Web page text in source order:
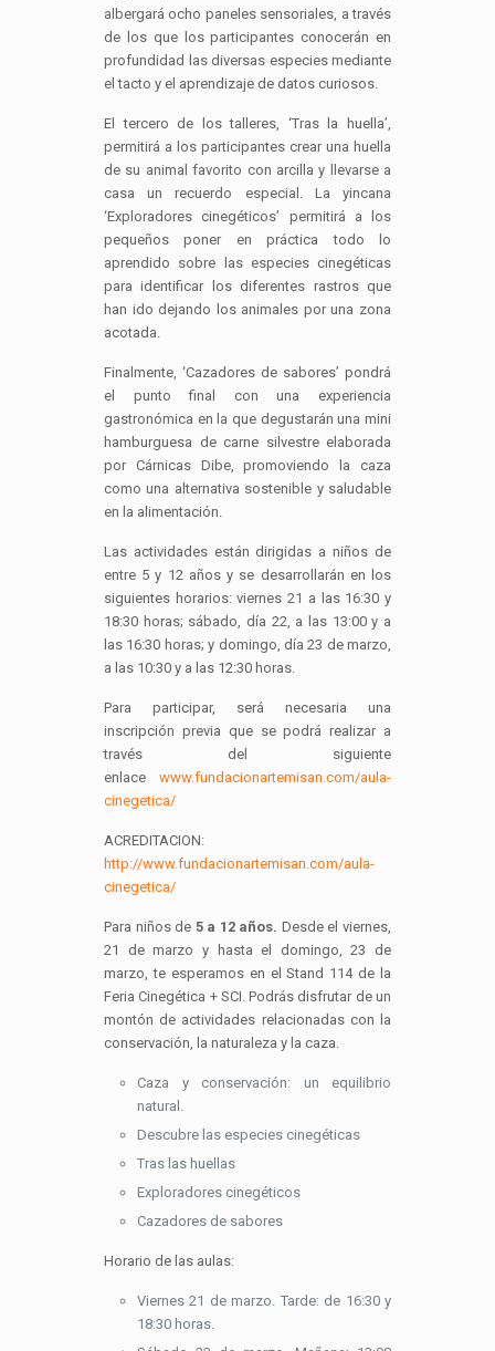
albergará ocho paneles sensoriales, a través
de los que los participantes conocerán en
profundidad las diversas especies mediante
el tacto y el aprendizaje de datos curiosos.
El tercero de los talleres, ‘Tras la huella’,
permitirá a los participantes crear una huella
de su animal favorito con arcilla y llevarse a
casa un recuerdo especial. La yincana
‘Exploradores cinegéticos’ permitirá a los
pequeños poner en práctica todo lo
aprendido sobre las especies cinegéticas
para identificar los diferentes rastros que
han ido dejando los animales por una zona
acotada.
Finalmente, ‘Cazadores de sabores’ pondrá
el punto final con una experiencia
gastronómica en la que degustarán una mini
hamburguesa de carne silvestre elaborada
por Cárnicas Dibe, promoviendo la caza
como una alternativa sostenible y saludable
en la alimentación.
Las actividades están dirigidas a niños de
entre 5 y 12 años y se desarrollarán en los
siguientes horarios: viernes 21 a las 16:30 y
18:30 horas; sábado, día 22, a las 13:00 y a
las 16:30 horas; y domingo, día 23 de marzo,
a las 10:30 y a las 12:30 horas.
Para participar, será necesaria una
inscripción previa que se podrá realizar a
través del siguiente
enlace www.fundacionartemisan.com/aula-
cinegetica/
ACREDITACION:
http://www.fundacionartemisan.com/aula-
cinegetica/
Para niños de 5 a 12 años. Desde el viernes,
21 de marzo y hasta el domingo, 23 de
marzo, te esperamos en el Stand 114 de la
Feria Cinegética + SCI. Podrás disfrutar de un
montón de actividades relacionadas con la
conservación, la naturaleza y la caza.
Caza y conservación: un equilibrio
natural.
Descubre las especies cinegéticas
Tras las huellas
Exploradores cinegéticos
Cazadores de sabores
Horario de las aulas:
Viernes 21 de marzo. Tarde: de 16:30 y
18:30 horas.